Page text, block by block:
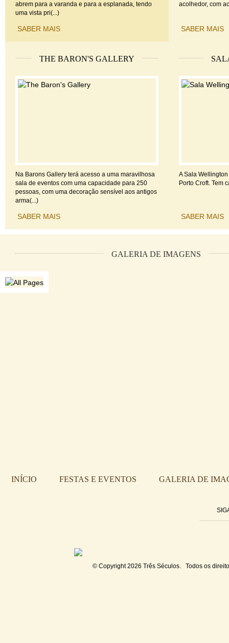
abrem para a varanda e para a esplanada, tendo
uma vista pri(...)
SABER MAIS
acolhedor, com
SABER MAIS
THE BARON'S GALLERY
Na Barons Gallery terá acesso a uma maravilhosa
sala de eventos com uma capacidade para 250
pessoas, com uma decoração sensível aos antigos
arma(...)
SABER MAIS
A Sala
Porto Croft. Tem
SABER MAIS
GALERIA DE IMAGENS
INÍCIO FESTAS E EVENTOS GALERIA DE
© Copyright 2026 Três Séculos . Todos os